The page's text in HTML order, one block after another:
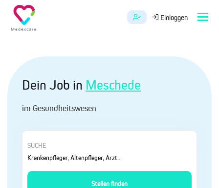
Einloggen
Dein Job in Meschede
im Gesundheitswesen
SUCHE
Stellen finden